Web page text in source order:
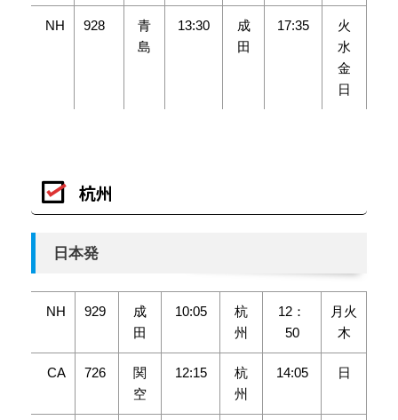
NH 928
青
島
13:30
成
田
17:35
火
水
金
日
杭州
日本発
NH 929
成
田
10:05
杭
州
12：
50
月火
木
CA 726
関
空
12:15
杭
州
14:05 日